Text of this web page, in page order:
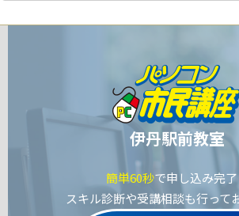
伊丹駅前教室
簡単60秒で申し込み完了
スキル診断や受講相談も行って